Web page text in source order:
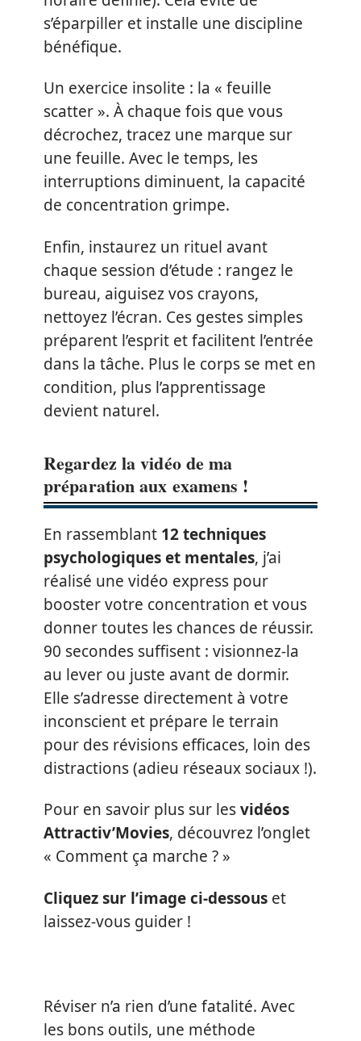
s’éparpiller et installe une discipline
bénéfique.
Un exercice insolite : la « feuille
scatter ». À chaque fois que vous
décrochez, tracez une marque sur
une feuille. Avec le temps, les
interruptions diminuent, la capacité
de concentration grimpe.
Enfin, instaurez un rituel avant
chaque session d’étude : rangez le
bureau, aiguisez vos crayons,
nettoyez l’écran. Ces gestes simples
préparent l’esprit et facilitent l’entrée
dans la tâche. Plus le corps se met en
condition, plus l’apprentissage
devient naturel.
Regardez la vidéo de ma
préparation aux examens !
En rassemblant 12 techniques
psychologiques et mentales, j’ai
réalisé une vidéo express pour
booster votre concentration et vous
donner toutes les chances de réussir.
90 secondes suffisent : visionnez-la
au lever ou juste avant de dormir.
Elle s’adresse directement à votre
inconscient et prépare le terrain
pour des révisions efficaces, loin des
distractions (adieu réseaux sociaux !).
Pour en savoir plus sur lesvidéos
Attractiv’Movies, découvrez l’onglet
« Comment ça marche ? »
Cliquez sur l’image ci-dessous et
laissez-vous guider !
Réviser n’a rien d’une fatalité. Avec
les bons outils, une méthode